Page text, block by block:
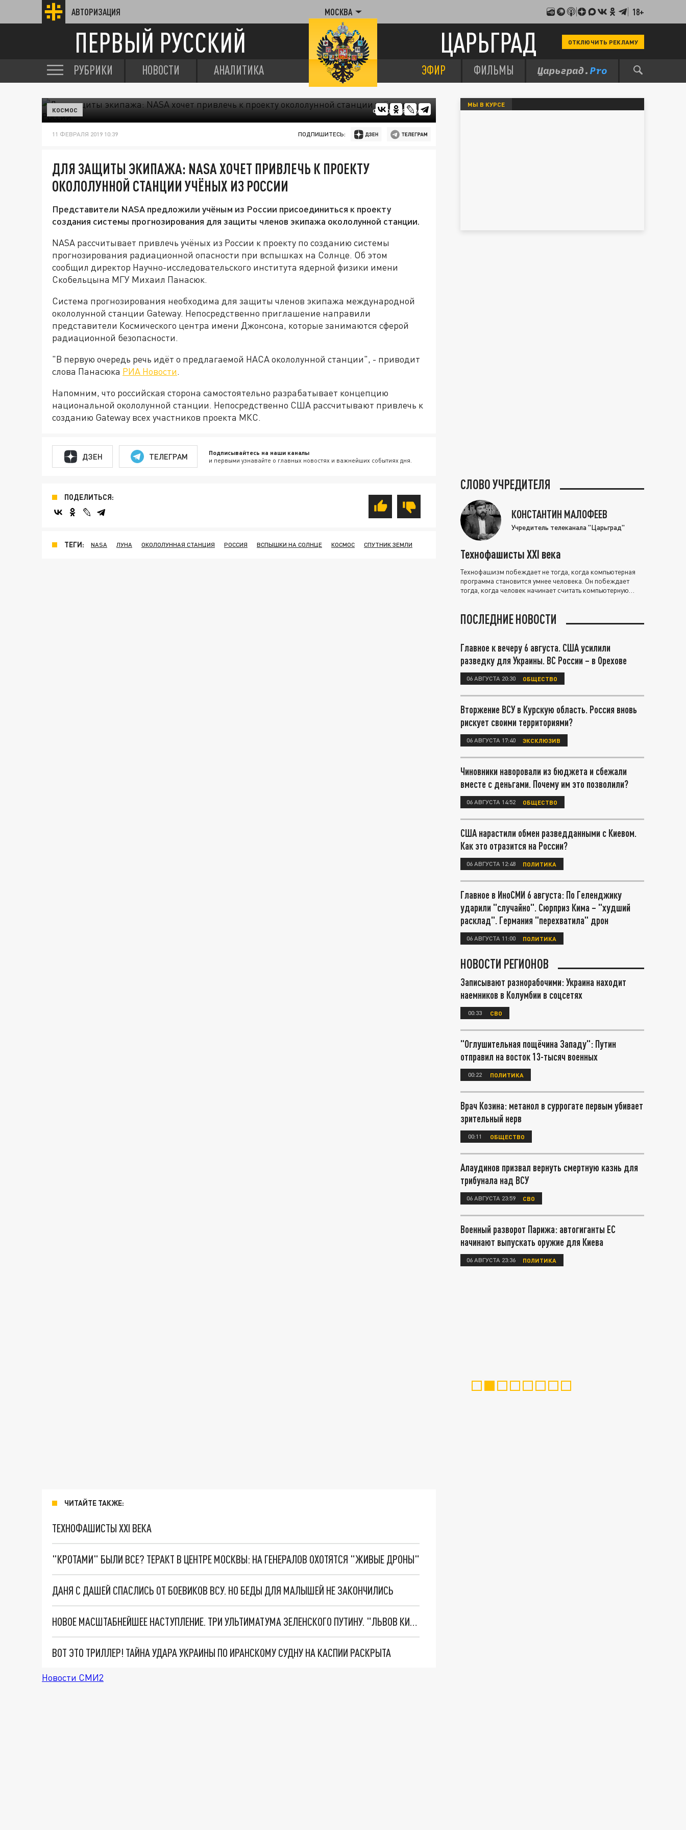
АВТОРИЗАЦИЯ МОСКВА 18+
ПЕРВЫЙ РУССКИЙ ЦАРЬГРАД ОТКЛЮЧИТЬ РЕКЛАМУ
РУБРИКИ НОВОСТИ АНАЛИТИКА ЭФИР ФИЛЬМЫ
ФОТО: ЦАРЬГРАД
КОСМОС
11 ФЕВРАЛЯ 2019 10:39 ПОДПИШИТЕСЬ:
ДЛЯ ЗАЩИТЫ ЭКИПАЖА: NASA ХОЧЕТ ПРИВЛЕЧЬ К ПРОЕКТУ
ОКОЛОЛУННОЙ СТАНЦИИ УЧЁНЫХ ИЗ РОССИИ
Представители NASA предложили учёным из России присоединиться к проекту
создания системы прогнозирования для защиты членов экипажа окололунной станции.
NASA рассчитывает привлечь учёных из России к проекту по созданию системы
прогнозирования радиационной опасности при вспышках на Солнце. Об этом
сообщил директор Научно-исследовательского института ядерной физики имени
Скобельцына МГУ Михаил Панасюк.
Система прогнозирования необходима для защиты членов экипажа международной
окололунной станции Gateway. Непосредственно приглашение направили
представители Космического центра имени Джонсона, которые занимаются сферой
радиационной безопасности.
"В первую очередь речь идёт о предлагаемой НАСА окололунной станции", - приводит
слова Панасюка РИА Новости.
Напомним, что российская сторона самостоятельно разрабатывает концепцию
национальной окололунной станции. Непосредственно США рассчитывают привлечь к
созданию Gateway всех участников проекта МКС.
ДЗЕН ТЕЛЕГРАМ Подписывайтесь на наши каналы
и первыми узнавайте о главных новостях и важнейших событиях дня.
ПОДЕЛИТЬСЯ:
ТЕГИ: NASA ЛУНА ОКОЛОЛУННАЯ СТАНЦИЯ РОССИЯ ВСПЫШКИ НА СОЛНЦЕ КОСМОС СПУТНИК ЗЕМЛИ
ЧИТАЙТЕ ТАКЖЕ:
ТЕХНОФАШИСТЫ XXI ВЕКА
"КРОТАМИ" БЫЛИ ВСЕ? ТЕРАКТ В ЦЕНТРЕ МОСКВЫ: НА ГЕНЕРАЛОВ ОХОТЯТСЯ "ЖИВЫЕ ДРОНЫ"
ДАНЯ С ДАШЕЙ СПАСЛИСЬ ОТ БОЕВИКОВ ВСУ. НО БЕДЫ ДЛЯ МАЛЫШЕЙ НЕ ЗАКОНЧИЛИСЬ
НОВОЕ МАСШТАБНЕЙШЕЕ НАСТУПЛЕНИЕ. ТРИ УЛЬТИМАТУМА ЗЕЛЕНСКОГО ПУТИНУ. "ЛЬВОВ КИМА" ПОСТАВЯТ НА ПВО? ГЛОБАЛЬНЫЙ ПРОРЫВ ПОД ЗАПОРОЖЬЕМ
ВОТ ЭТО ТРИЛЛЕР! ТАЙНА УДАРА УКРАИНЫ ПО ИРАНСКОМУ СУДНУ НА КАСПИИ РАСКРЫТА
Новости СМИ2
МЫ В КУРСЕ
СЛОВО УЧРЕДИТЕЛЯ
КОНСТАНТИН МАЛОФЕЕВ
Учредитель телеканала "Царьград"
Технофашисты XXI века
Технофашизм побеждает не тогда, когда компьютерная
программа становится умнее человека. Он побеждает
тогда, когда человек начинает считать компьютерную
ПОСЛЕДНИЕ НОВОСТИ
Главное к вечеру 6 августа. США усилили
разведку для Украины. ВС России – в Орехове
06 АВГУСТА 20:30 ОБЩЕСТВО
Вторжение ВСУ в Курскую область. Россия вновь
рискует своими территориями?
06 АВГУСТА 17:40 ЭКСКЛЮЗИВ
Чиновники наворовали из бюджета и сбежали
вместе с деньгами. Почему им это позволили?
06 АВГУСТА 14:52 ОБЩЕСТВО
США нарастили обмен разведданными с Киевом.
Как это отразится на России?
06 АВГУСТА 12:48 ПОЛИТИКА
Главное в ИноСМИ 6 августа: По Геленджику
ударили "случайно". Сюрприз Кима – "худший
расклад". Германия "перехватила" дрон
06 АВГУСТА 11:00 ПОЛИТИКА
НОВОСТИ РЕГИОНОВ
Записывают разнорабочими: Украина находит
наемников в Колумбии в соцсетях
00:33 СВО
"Оглушительная пощёчина Западу": Путин
отправил на восток 13-тысяч военных
00:22 ПОЛИТИКА
Врач Козина: метанол в суррогате первым убивает
зрительный нерв
00:11 ОБЩЕСТВО
Алаудинов призвал вернуть смертную казнь для
трибунала над ВСУ
06 АВГУСТА 23:59 СВО
Военный разворот Парижа: автогиганты ЕС
начинают выпускать оружие для Киева
06 АВГУСТА 23:36 ПОЛИТИКА